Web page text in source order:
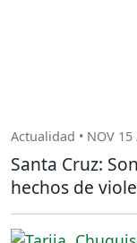
Actualidad • NOV 15
Santa Cruz:
hechos de